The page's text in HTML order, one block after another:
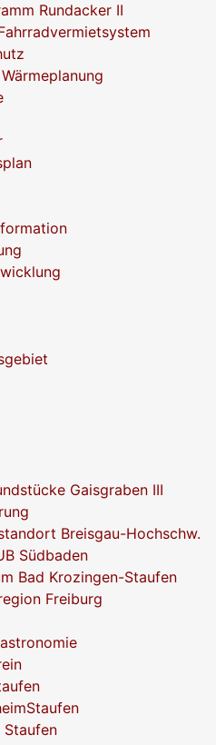
Rundacker II
Gaisgraben III
Breisgau-Hochschw.
Südbaden
Bad Krozingen-Staufen
Freiburg
Staufen